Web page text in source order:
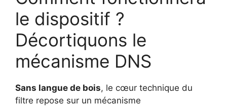
le dispositif ?
Décortiquons le
mécanisme DNS
Sans langue de bois, le cœur technique du
filtre repose sur un mécanisme